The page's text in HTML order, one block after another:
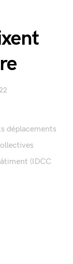
déplacements
(IDCC